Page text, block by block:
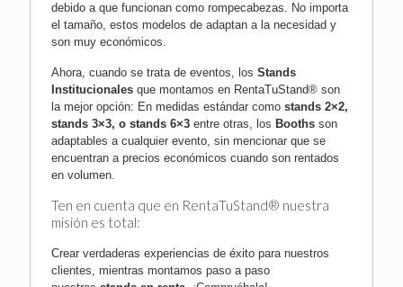
debido a que funcionan como rompecabezas. No importa
el tamaño, estos modelos de adaptan a la necesidad y
son muy económicos.
Ahora, cuando se trata de eventos, los Stands
Institucionalesque montamos en RentaTuStand® son
la mejor opción: En medidas estándar como stands 2×2,
stands 3×3, o stands 6×3entre otras, los Boothsson
adaptables a cualquier evento, sin mencionar que se
encuentran a precios económicos cuando son rentados
en volumen.
Ten en cuenta que en RentaTuStand® nuestra
misión es total:
Crear verdaderas experiencias de éxito para nuestros
clientes, mientras montamos paso a paso